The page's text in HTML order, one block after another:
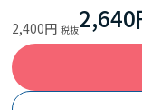
2,400円 2,640